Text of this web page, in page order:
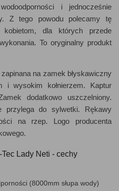
i jednocześnie
Z tego powodu polecamy tę
dla których przede
To oryginalny produkt
na zamek błyskawiczny
i wysokim kołnierzem. Kaptur
dodatkowo uszczelniony.
przylega do sylwetki. Rękawy
na rzep. Logo producenta
Lady Neti - cechy
(8000mm słupa wody)